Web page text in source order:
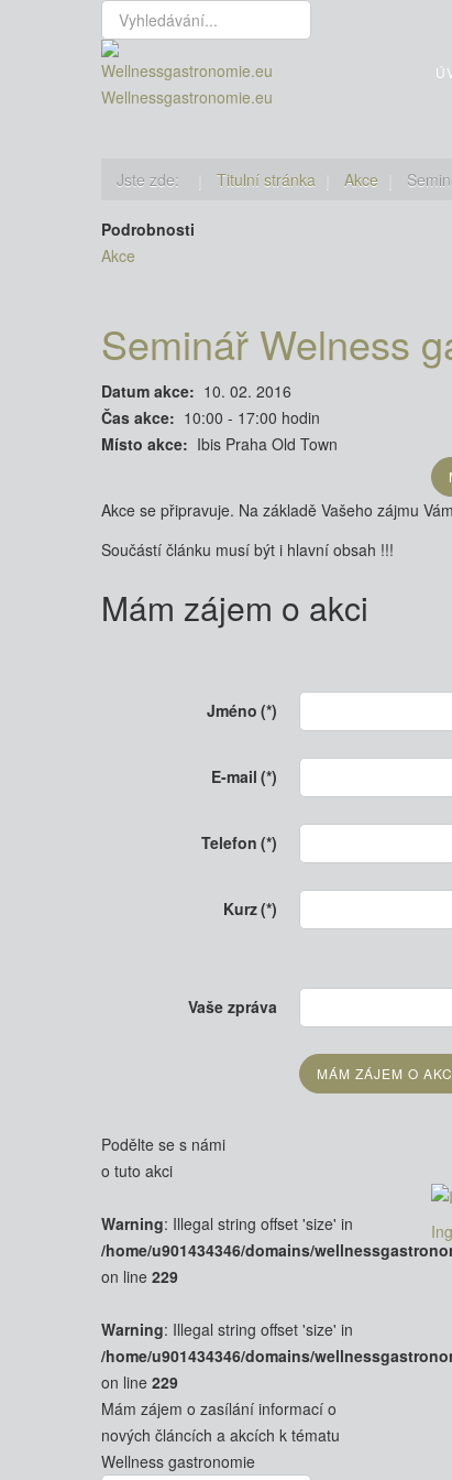
Vyhledávání...
Wellnessgastronomie.eu
Jste zde: Titulní stránka Akce
Podrobnosti
Akce
Seminář Welness
Datum akce: 10. 02. 2016
Čas akce: 10:00 - 17:00 hodin
Místo akce: Ibis Praha Old Town
Akce se připravuje. Na základě Vašeho zájmu
Součástí článku musí být i hlavní obsah !!!
Mám zájem o akci
Jméno (*)
E-mail (*)
Telefon (*)
Kurz(*)
Vaše zpráva
Podělte se s námi
o tuto akci
Warning: Illegal string offset 'size' in
/home/u901434346/domains/
on line 229
Warning: Illegal string offset 'size' in
/home/u901434346/domains/
on line 229
Mám zájem o zasílání informací o
nových článcích a akcích k tématu
Wellness gastronomie